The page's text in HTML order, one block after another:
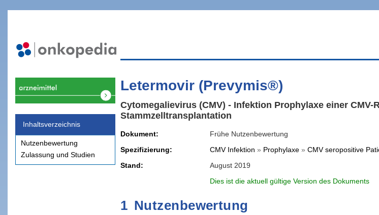
Inhaltsverzeichnis
Nutzenbewertung
Zulassung und Studien
Letermovir (Prevymis®)
Cytomegalievirus (CMV) - Infektion Prophylaxe einer
Stammzelltransplantation
Dokument
Frühe Nutzenbewertung
Spezifizierung
CMV Infektion » Prophylaxe» CMV seropositive
Stand
August 2019
Dies ist die aktuell gültige Version des Dokuments
1 Nutzenbewertung